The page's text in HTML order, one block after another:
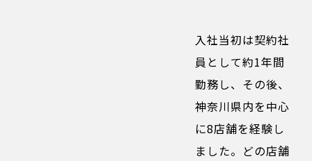
入社当初は契約社
員として約1年間
勤務し、その後、
神奈川県内を中心
に8店舗を経験し
ました。どの店舗